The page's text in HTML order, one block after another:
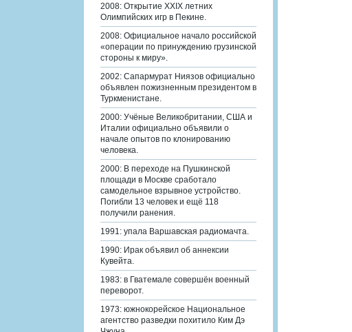
2008: Открытие XXIX летних
Олимпийских игр в Пекине.
2008: Официальное начало российской
«операции по принуждению грузинской
стороны к миру».
2002: Сапармурат Ниязов официально
объявлен пожизненным президентом в
Туркменистане.
2000: Учёные Великобритании, США и
Италии официально объявили о
начале опытов по клонированию
человека.
2000: В переходе на Пушкинской
площади в Москве сработало
самодельное взрывное устройство.
Погибли 13 человек и ещё 118
получили ранения.
1991: упала Варшавская радиомачта.
1990: Ирак объявил об аннексии
Кувейта.
1983: в Гватемале совершён военный
переворот.
1973: южнокорейское Национальное
агентство разведки похитило Ким Дэ